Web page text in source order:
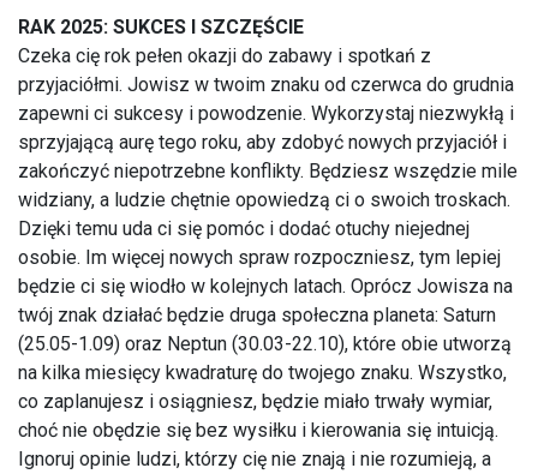
RAK 2025: SUKCES I SZCZĘŚCIE
Czeka cię rok pełen okazji do zabawy i spotkań z
przyjaciółmi. Jowisz w twoim znaku od czerwca do grudnia
zapewni ci sukcesy i powodzenie. Wykorzystaj niezwykłą i
sprzyjającą aurę tego roku, aby zdobyć nowych przyjaciół i
zakończyć niepotrzebne konflikty. Będziesz wszędzie mile
widziany, a ludzie chętnie opowiedzą ci o swoich troskach.
Dzięki temu uda ci się pomóc i dodać otuchy niejednej
osobie. Im więcej nowych spraw rozpoczniesz, tym lepiej
będzie ci się wiodło w kolejnych latach. Oprócz Jowisza na
twój znak działać będzie druga społeczna planeta: Saturn
(25.05-1.09) oraz Neptun (30.03-22.10), które obie utworzą
na kilka miesięcy kwadraturę do twojego znaku. Wszystko,
co zaplanujesz i osiągniesz, będzie miało trwały wymiar,
choć nie obędzie się bez wysiłku i kierowania się intuicją.
Ignoruj opinie ludzi, którzy cię nie znają i nie rozumieją, a